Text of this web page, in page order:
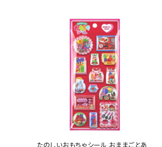
たのしいおもちゃシール おままごとあ